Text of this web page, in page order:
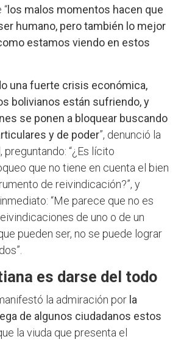
los malos momentos hacen que
humano, pero también lo mejor
estamos viendo en estos
una fuerte crisis económica,
bolivianos están sufriendo, y
se ponen a bloquear buscando
y de poder”, denunció la
“¿Es lícito
que no tiene en cuenta el bien
de reivindicación?”, y
“Me parece que no es
de uno o de un
pueden ser, no se puede lograr
es darse del todo
la admiración por la
de algunos ciudadanos estos
la viuda que presenta el